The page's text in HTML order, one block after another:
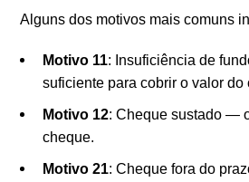
Alguns dos motivos mais comuns
Motivo 11: Insuficiência de
suficiente para cobrir o valor do
Motivo 12: Cheque sustado —
cheque.
Motivo 21: Cheque fora do